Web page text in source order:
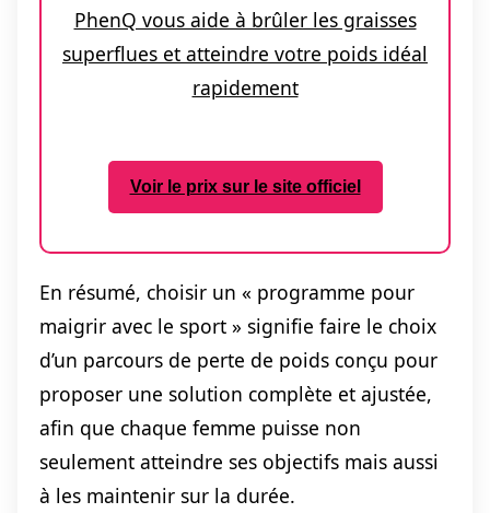
PhenQ vous aide à brûler les graisses
superflues et atteindre votre poids idéal
rapidement
Voir le prix sur le site officiel
En résumé, choisir un « programme pour
maigrir avec le sport » signifie faire le choix
d’un parcours de perte de poids conçu pour
proposer une solution complète et ajustée,
afin que chaque femme puisse non
seulement atteindre ses objectifs mais aussi
à les maintenir sur la durée.